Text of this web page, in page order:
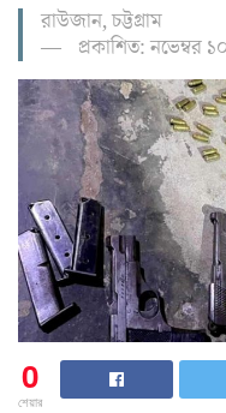
রাউজান, চট্টগ্রাম
প্রকাশিত: নভেম্বর
0
শেয়ার